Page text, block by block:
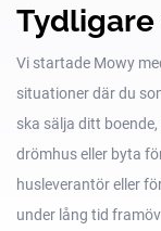
Vi startade Mowy
situationer där du
ska sälja ditt
drömhus eller byta
husleverantör eller
under lång tid